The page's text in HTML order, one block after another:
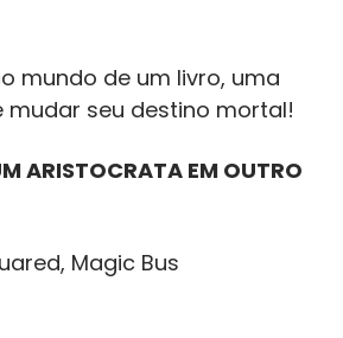
mundo de um livro, uma
mudar seu destino mortal!
Magic Bus